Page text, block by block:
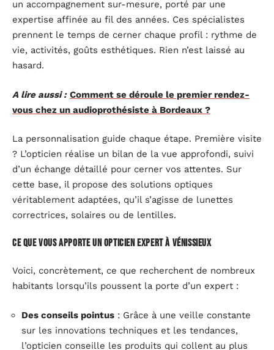
un accompagnement sur-mesure, porté par une
expertise affinée au fil des années. Ces spécialistes
prennent le temps de cerner chaque profil : rythme de
vie, activités, goûts esthétiques. Rien n’est laissé au
hasard.
A lire aussi : Comment se déroule le premier rendez-
vous chez un audioprothésiste à Bordeaux ?
La personnalisation guide chaque étape. Première visite
? L’opticien réalise un bilan de la vue approfondi, suivi
d’un échange détaillé pour cerner vos attentes. Sur
cette base, il propose des solutions optiques
véritablement adaptées, qu’il s’agisse de lunettes
correctrices, solaires ou de lentilles.
Ce que vous apporte un opticien expert à Vénissieux
Voici, concrètement, ce que recherchent de nombreux
habitants lorsqu’ils poussent la porte d’un expert :
Des conseils pointus : Grâce à une veille constante
sur les innovations techniques et les tendances,
l’opticien conseille les produits qui collent au plus